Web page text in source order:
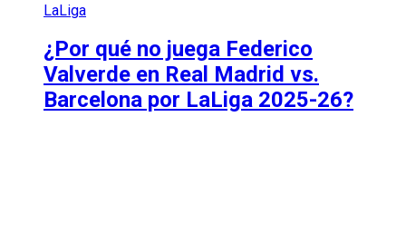
LaLiga
¿Por qué no juega Federico
Valverde en Real Madrid vs.
Barcelona por LaLiga 2025-26?